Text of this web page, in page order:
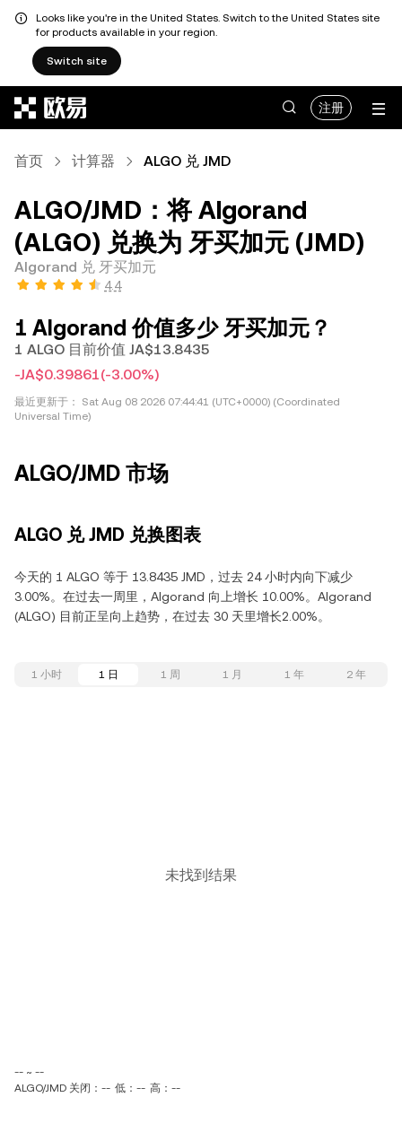
Looks like you're in the United States. Switch to the United States site
for products available in your region.
Switch site
注册
首页 计算器 ALGO 兑 JMD
ALGO/JMD：将 Algorand
(ALGO) 兑换为 牙买加元 (JMD)
Algorand 兑 牙买加元
4.4
1 Algorand 价值多少 牙买加元？
1 ALGO 目前价值 JA$13.8435
-JA$0.39861(-3.00%)
最近更新于：
Sat Aug 08 2026 07:44:41 (UTC+0000) (Coordinated
Universal Time)
ALGO/JMD 市场
ALGO 兑 JMD 兑换图表
今天的 1 ALGO 等于 13.8435 JMD，过去 24 小时内向下减少
3.00%。在过去一周里，Algorand 向上增长 10.00%。Algorand
(ALGO) 目前正呈向上趋势，在过去 30 天里增长2.00%。
1 小时 1 日 1 周 1 月 1 年 2 年
未找到结果
-- ~ --
ALGO/JMD 关闭：-- 低：-- 高：--